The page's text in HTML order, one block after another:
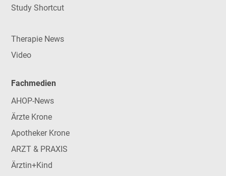
Study Shortcut
Therapie News
Video
Fachmedien
AHOP-News
Ärzte Krone
Apotheker Krone
ARZT & PRAXIS
Ärztin+Kind